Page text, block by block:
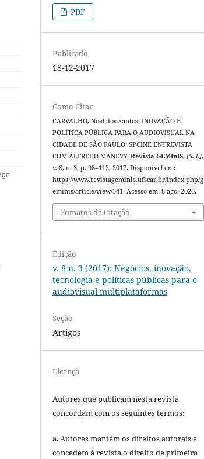
PDF
Publicado
18-12-2017
Como Citar
CARVALHO, Noel dos Santos. INOVAÇÃO E
POLÍTICA PÚBLICA PARA O AUDIOVISUAL NA
CIDADE DE SÃO PAULO, SPCINE ENTREVISTA
COM ALFREDO MANEVY.Revista GEMInIS,[S. l.],
v. 8, n. 3, p. 98–112, 2017. Disponível em:
https://www.revistageminis.ufscar.br/index.php/g
eminis/article/view/341. Acesso em: 8 ago. 2026.
Fomatos de Citação
Edição
v. 8 n. 3 (2017): Negócios, inovação,
tecnologia e políticas públicas para o
audiovisual multiplataformas
Seção
Artigos
Licença
Autores que publicam nesta revista
concordam com os seguintes termos:
a. Autores mantém os direitos autorais e
concedem à revista o direito de primeira